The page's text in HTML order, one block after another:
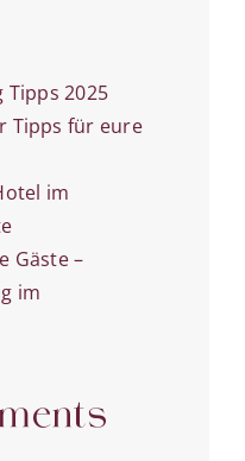
2025
Tipps für eure
im
Gäste –
im